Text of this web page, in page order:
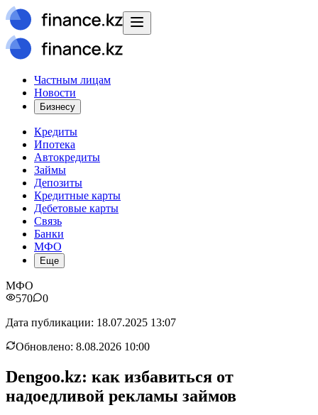
Частным лицам
Новости
Бизнесу
Кредиты
Ипотека
Автокредиты
Займы
Депозиты
Кредитные карты
Дебетовые карты
Связь
Банки
МФО
Еще
МФО
570
0
Дата публикации: 18.07.2025 13:07
Обновлено: 8.08.2026 10:00
Dengoo.kz: как избавиться от
надоедливой рекламы займов